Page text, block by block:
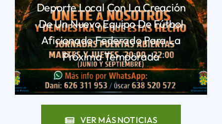
Deporte Local Con La Creación
De Un Nuevo Equipo De Fútbol
Aficionado Federado Para La
Próxima Temporada
LEER MÁS
VER MÁS NOTICIAS